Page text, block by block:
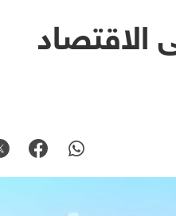
2 بالمئة على الاقتصاد